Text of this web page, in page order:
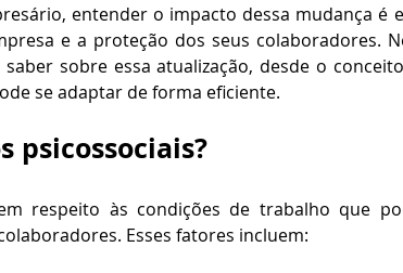
entender o impacto dessa mudança é
e a proteção dos seus colaboradores.
sobre essa atualização, desde o
se adaptar de forma eficiente.
psicossociais?
respeito às condições de trabalho que
Esses fatores incluem: